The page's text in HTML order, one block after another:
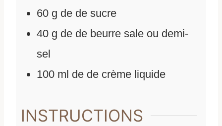
60 g de de sucre
40 g de de beurre sale ou demi-
sel
100 ml de de crème liquide
INSTRUCTIONS